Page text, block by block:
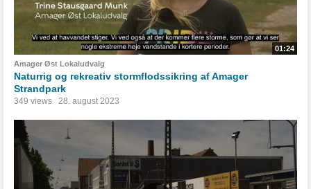
01:24
Amager Øst Lokaludvalg
Naturrig og rekreativ stormflodssikring af Amager
Strandpark
349 views 28. august 2023